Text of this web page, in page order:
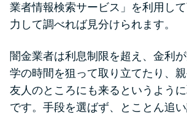
業者情報検索サービス」を利用し
力して調べれば見分けられます。
闇金業者は利息制限を超え、金利
学の時間を狙って取り立てたり、
友人のところにも来るというよう
です。手段を選ばず、とことん追い